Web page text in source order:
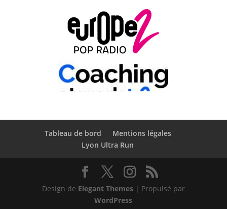
Tableau de bord
Mentions légales
Lyon Ultra Run
Design de Elegant Themes| Propulsé par
WordPress